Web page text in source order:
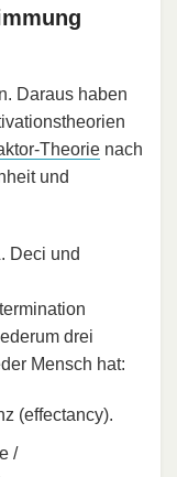
Daraus haben
Theorie nach
und
Deci und
drei
Mensch hat:
(effectancy).
/